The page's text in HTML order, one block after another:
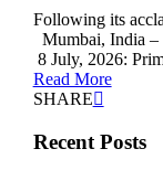
Following its
Mumbai, India –
8 July, 2026:
Read More
SHARE
Recent Posts